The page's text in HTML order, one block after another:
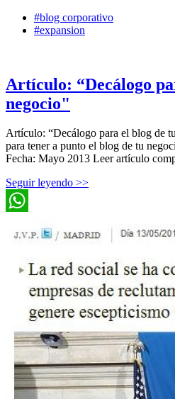
#blog corporativo
#expansion
Artículo: “Decálogo
negocio"
Artículo: “Decálogo para el blog de
para tener a punto el blog de tu
Fecha: Mayo 2013 Leer artículo
Seguir leyendo >>